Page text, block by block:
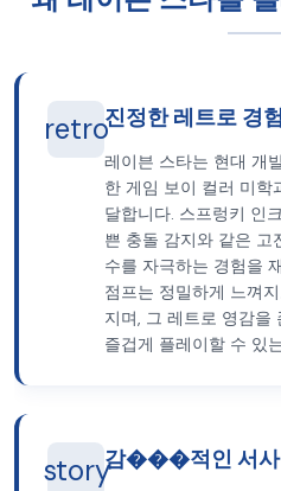
retro진정한 레트로 경험
레이븐 스타는 현대 개
한 게임 보이 컬러 미학
달합니다. 스프렁키 인
쁜 충돌 감지와 같은 고
수를 자극하는 경험을
점프는 정밀하게 느껴
지며, 그 레트로 영감을
즐겁게 플레이할 수 있
story감���적인 서사